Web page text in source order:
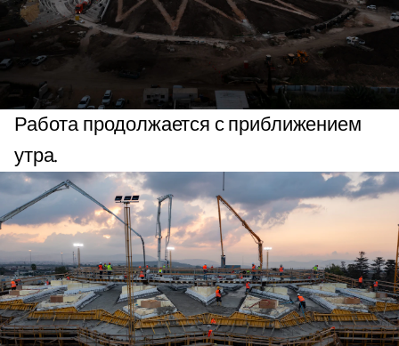
Работа продолжается с приближением
утра.